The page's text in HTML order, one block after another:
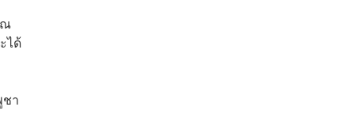
ณ
ได้
า